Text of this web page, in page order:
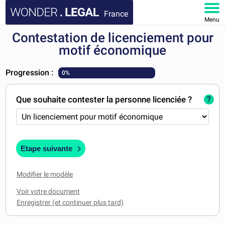
France
Menu
ACCUEIL
MON COMPTE
Contestation de licenciement pour
motif économique
Progression : 0%
Que souhaite contester la personne licenciée ? ?
Etape suivante
Modifier le modèle
Voir votre document